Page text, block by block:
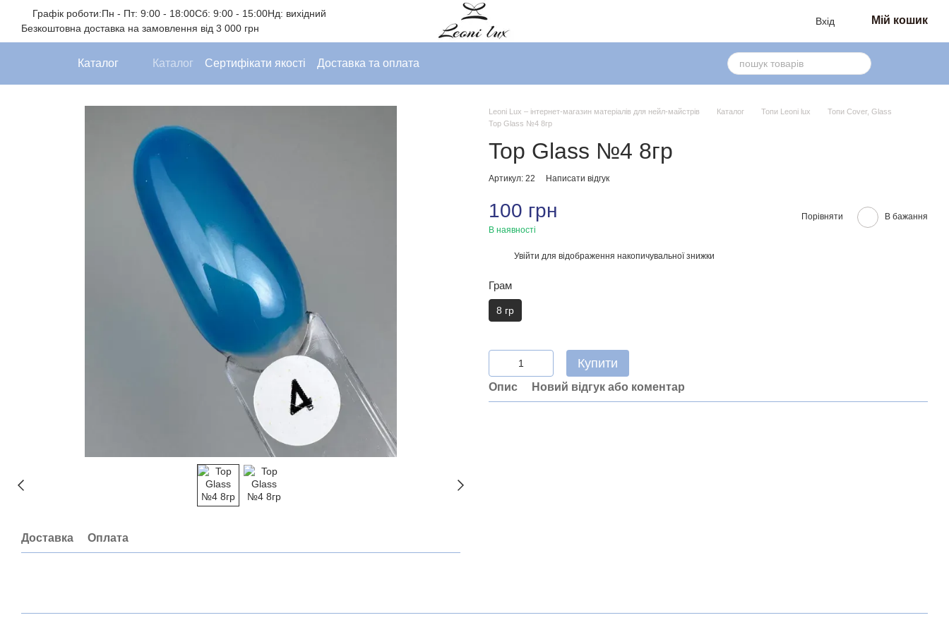
Перейти до основного контенту
Графік роботи:Пн - Пт: 9:00 - 18:00Сб: 9:00 - 15:00Нд: вихідний
Безкоштовна доставка на замовлення від 3 000 грн
Вхід Мій кошик
Каталог Каталог Сертифікати якості Доставка та оплата
Доставка Оплата
Leoni Lux – інтернет-магазин матеріалів для нейл-майстрів Каталог Топи Leoni lux
Топи Cover, Glass
Top Glass №4 8гр
Top Glass №4 8гр
Артикул: 22 Написати відгук
100 грн
В наявності
Порівняти В бажання
Увійти для відображення накопичувальної знижки
Грам
8 гр
Купити
Опис Новий відгук або коментар